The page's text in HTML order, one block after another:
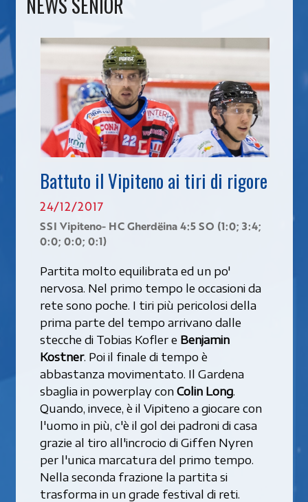
Battuto il Vipiteno ai tiri di rigore
24/12/2017
SSI Vipiteno- HC Gherdëina 4:5 SO (1:0; 3:4;
0:0; 0:0; 0:1)
Partita molto equilibrata ed un po'
nervosa. Nel primo tempo le occasioni da
rete sono poche. I tiri più pericolosi della
prima parte del tempo arrivano dalle
stecche di Tobias Kofler e Benjamin
Kostner. Poi il finale di tempo è
abbastanza movimentato. Il Gardena
sbaglia in powerplay conColin Long.
Quando, invece, è il Vipiteno a giocare con
l'uomo in più, c'è il gol dei padroni di casa
grazie al tiro all'incrocio di Giffen Nyren
per l'unica marcatura del primo tempo.
Nella seconda frazione la partita si
trasforma in un grade festival di reti.